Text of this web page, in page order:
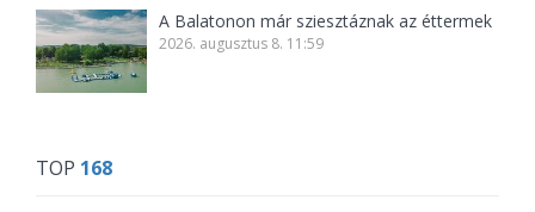
A Balatonon már sziesztáznak az éttermek
2026. augusztus 8. 11:59
TOP 168